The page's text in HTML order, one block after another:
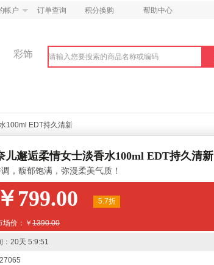
帐户 订单查询 积分换购 帮助中心
彩饰
100ml EDT持久清新
儿邂逅柔情女士淡香水100ml EDT持久清新
，馥郁饱满，弥漫柔美气质！
￥799.00 5.7折
场价：￥ 1390.00
20天 5:9:49